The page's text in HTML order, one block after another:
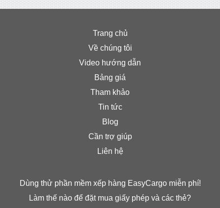
Trang chủ
Về chúng tôi
Video hướng dẫn
Bảng giá
Tham khảo
Tin tức
Blog
Cần trợ giúp
Liên hệ
Dùng thử phần mềm xếp hàng EasyCargo miễn phí!
Làm thế nào để đặt mua giấy phép và các thẻ?